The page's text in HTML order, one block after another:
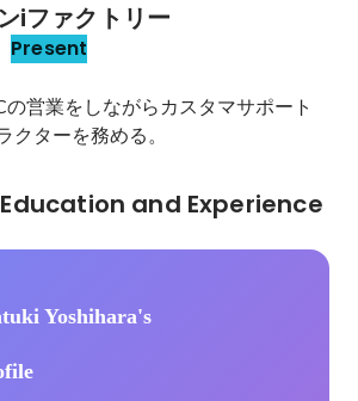
iファクトリー
Present
営業をしながらカスタマサポート
Yoshihara's